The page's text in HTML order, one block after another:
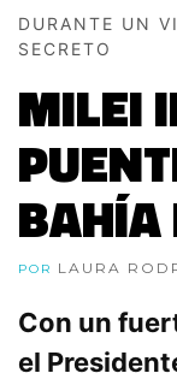
DURANTE UN
SECRETO
MILEI
BAHÍA
POR LAURA
Con un
el